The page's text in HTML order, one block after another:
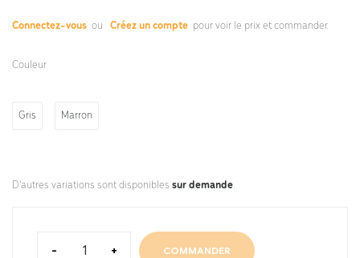
Connectez-vous ou Créez un compte pour voir le prix et commander.
Couleur
Gris Marron
D'autres variations sont disponibles sur demande.
- + COMMANDER